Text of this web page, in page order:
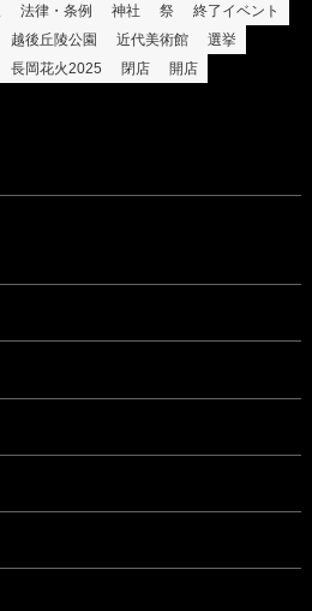
法律・条例 神社 祭
終了イベント
越後丘陵公園 近代美術館
選挙
長岡花火2025 閉店 開店